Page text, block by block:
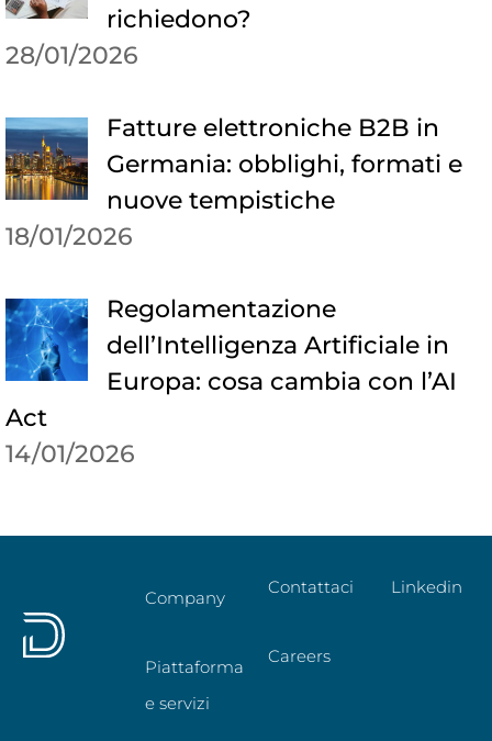
richiedono?
28/01/2026
Fatture elettroniche B2B in
Germania: obblighi, formati e
nuove tempistiche
18/01/2026
Regolamentazione
dell’Intelligenza Artificiale in
Europa: cosa cambia con l’AI
Act
14/01/2026
Company
Piattaforma
e servizi
Contattaci
Careers
Linkedin